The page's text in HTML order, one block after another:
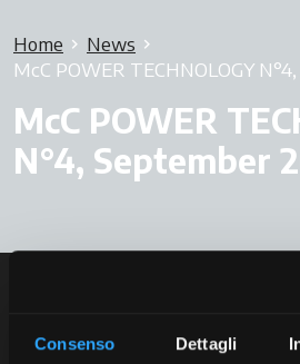
Consenso Dettagli
Home
News
McC POWER TECHNOLOGY
McC POWER
N°4, September